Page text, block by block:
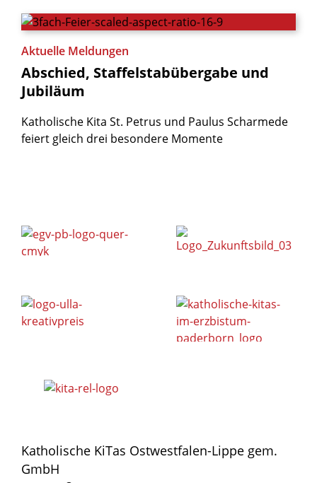
Aktuelle Meldungen
Abschied, Staffelstabübergabe und
Jubiläum
Katholische Kita St. Petrus und Paulus Scharmede
feiert gleich drei besondere Momente
Katholische KiTas Ostwestfalen-Lippe gem.
GmbH